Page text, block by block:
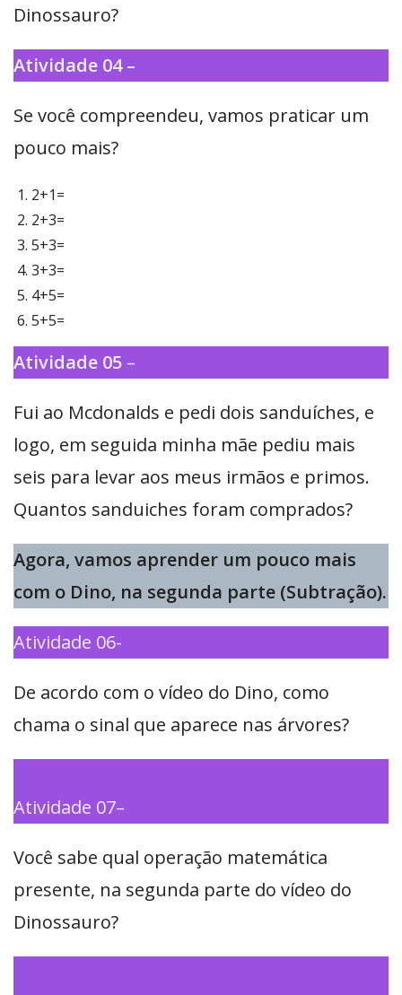
Dinossauro?
Atividade 04 –
Se você compreendeu, vamos praticar um
pouco mais?
2+1=
2+3=
5+3=
3+3=
4+5=
5+5=
Atividade 05 –
Fui ao Mcdonalds e pedi dois sanduíches, e
logo, em seguida minha mãe pediu mais
seis para levar aos meus irmãos e primos.
Quantos sanduiches foram comprados?
Agora, vamos aprender um pouco mais
com o Dino, na segunda parte (Subtração).
Atividade 06-
De acordo com o vídeo do Dino, como
chama o sinal que aparece nas árvores?
Atividade 07–
Você sabe qual operação matemática
presente, na segunda parte do vídeo do
Dinossauro?